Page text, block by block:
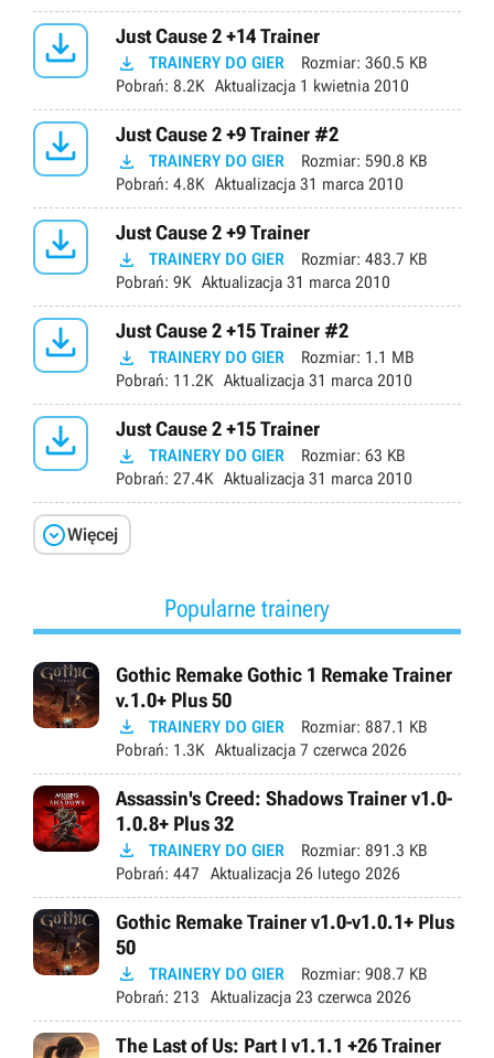
 Just Cause 2 +14 Trainer
 TRAINERY DO GIER Rozmiar: 360.5 KB
Pobrań: 8.2K Aktualizacja 1 kwietnia 2010
 Just Cause 2 +9 Trainer #2
 TRAINERY DO GIER Rozmiar: 590.8 KB
Pobrań: 4.8K Aktualizacja 31 marca 2010
 Just Cause 2 +9 Trainer
 TRAINERY DO GIER Rozmiar: 483.7 KB
Pobrań: 9K Aktualizacja 31 marca 2010
 Just Cause 2 +15 Trainer #2
 TRAINERY DO GIER Rozmiar: 1.1 MB
Pobrań: 11.2K Aktualizacja 31 marca 2010
 Just Cause 2 +15 Trainer
 TRAINERY DO GIER Rozmiar: 63 KB
Pobrań: 27.4K Aktualizacja 31 marca 2010
Więcej
Popularne trainery
Gothic Remake Gothic 1 Remake Trainer
v.1.0+ Plus 50
 TRAINERY DO GIER Rozmiar: 887.1 KB
Pobrań: 1.3K Aktualizacja 7 czerwca 2026
Assassin's Creed: Shadows Trainer v1.0-
1.0.8+ Plus 32
 TRAINERY DO GIER Rozmiar: 891.3 KB
Pobrań: 447 Aktualizacja 26 lutego 2026
Gothic Remake Trainer v1.0-v1.0.1+ Plus
50
 TRAINERY DO GIER Rozmiar: 908.7 KB
Pobrań: 213 Aktualizacja 23 czerwca 2026
The Last of Us: Part I v1.1.1 +26 Trainer